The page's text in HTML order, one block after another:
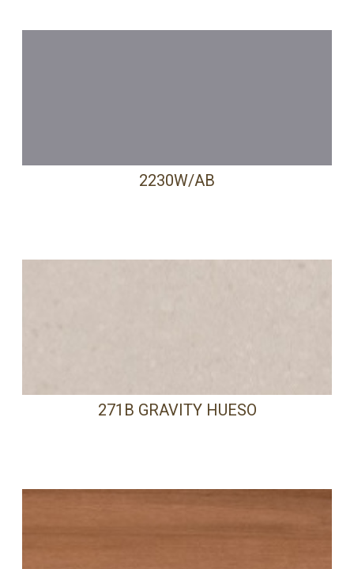
PRECISA DE AJUDA?
2230W/AB
271B GRAVITY HUESO